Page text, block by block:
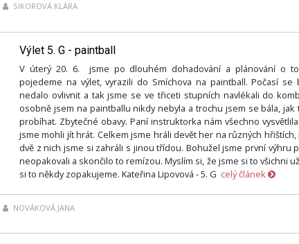
SIKOROVÁ KLÁRA
Výlet 5. G - paintball
V úterý 20. 6. jsme po dlouhém dohadování a plánování o
pojedeme na výlet, vyrazili do Smíchova na paintball. Počasí se
nedalo ovlivnit a tak jsme se ve třiceti stupních navlékali do
osobně jsem na paintballu nikdy nebyla a trochu jsem se bála, jak
probíhat. Zbytečné obavy. Paní instruktorka nám všechno
jsme mohli jít hrát. Celkem jsme hráli devět her na různých hřištích,
dvě z nich jsme si zahráli s jinou třídou. Bohužel jsme první výhru
neopakovali a skončilo to remízou. Myslím si, že jsme si to všichni
si to někdy zopakujeme. Kateřina Lipovová - 5. G celý článek
NOVÁKOVÁ JANA